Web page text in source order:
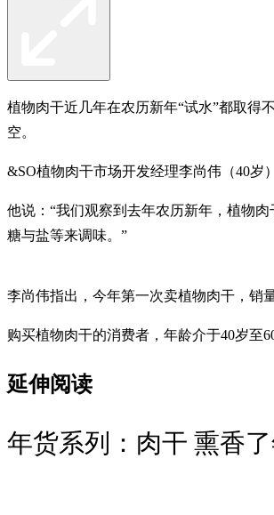
植物肉干近几年在农历新年“试水”都取得
空。
&SO植物肉干市场开发经理李尚伟（40岁
他说：“我们观察到去年农历新年，植物
糖与盐等来调味。”
李尚伟指出，今年第一次卖植物肉干，销
购买植物肉干的消费者，年龄介于40岁至
延伸阅读
年货系列：肉干 熏香